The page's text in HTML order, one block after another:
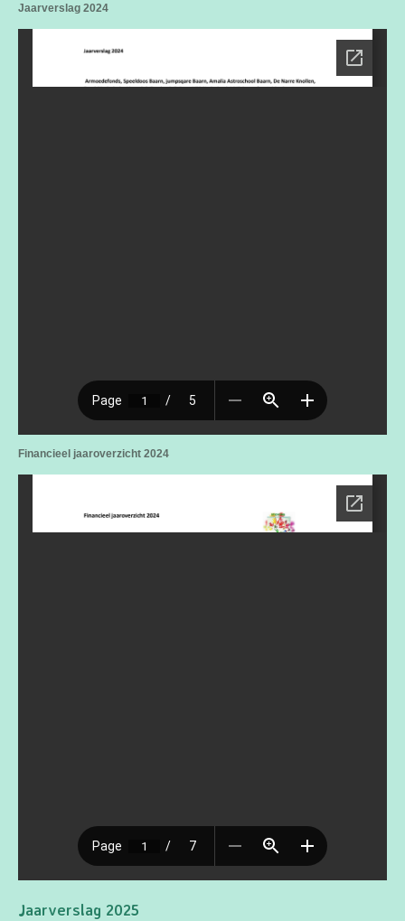
Jaarverslag 2024
Financieel jaaroverzicht 2024
Jaarverslag 2025